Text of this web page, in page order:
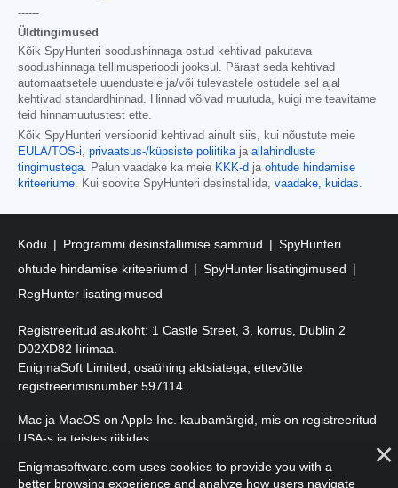
------
Üldtingimused
Kõik SpyHunteri soodushinnaga ostud kehtivad pakutava
soodushinnaga tellimusperioodi jooksul. Pärast seda kehtivad
automaatsetele uuendustele ja/või tulevastele ostudele sel ajal
kehtivad standardhinnad. Hinnad võivad muutuda, kuigi me teavitame
teid hinnamuutustest ette.
Kõik SpyHunteri versioonid kehtivad ainult siis, kui nõustute meie
EULA/TOS-i, privaatsus-/küpsiste poliitikaja allahindluste
tingimustega. Palun vaadake ka meie KKK-d ja ohtude hindamise
kriteeriume. Kui soovite SpyHunteri desinstallida, vaadake, kuidas.
Kodu Programmi desinstallimise sammud
SpyHunteri
ohtude hindamise kriteeriumid
SpyHunter lisatingimused
RegHunter lisatingimused
Registreeritud asukoht: 1 Castle Street, 3. korrus, Dublin 2
D02XD82 Iirimaa.
EnigmaSoft Limited, osaühing aktsiatega, ettevõtte
registreerimisnumber 597114.
Mac ja MacOS on Apple Inc. kaubamärgid, mis on registreeritud
USA-s ja teistes riikides.
Autoriõigus 2016-2026. EnigmaSoft Ltd. Kõik õigused kaitstud.
Enigmasoftware.com uses cookies to provide you with a
better browsing experience and analyze how users navigate